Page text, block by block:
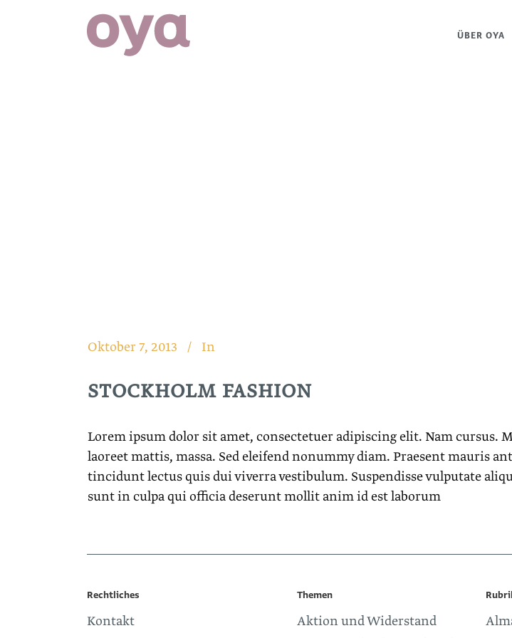
ÜBER OYA
Oktober 7, 2013 In
STOCKHOLM FASHION
Lorem ipsum dolor sit amet, consectetuer adipiscing elit. Nam cursus.
laoreet mattis, massa. Sed eleifend nonummy diam. Praesent mauris
tincidunt lectus quis dui viverra vestibulum. Suspendisse vulputate
sunt in culpa qui officia deserunt mollit anim id est laborum
Rechtliches
Kontakt
Themen
Aktion und Widerstand